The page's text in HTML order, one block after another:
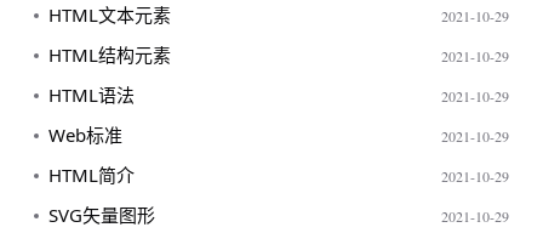
HTML文本元素 2021-10-29
HTML结构元素 2021-10-29
HTML语法 2021-10-29
Web标准 2021-10-29
HTML简介 2021-10-29
SVG矢量图形 2021-10-29